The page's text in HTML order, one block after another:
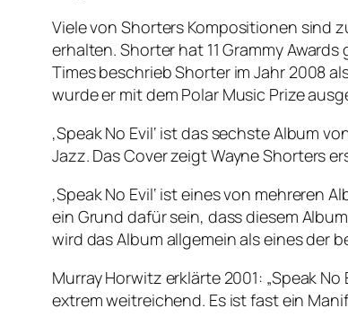
Viele von Shorters Kompositionen sind
erhalten. Shorter hat 11 Grammy
Times beschrieb Shorter im Jahr 2008
wurde er mit dem Polar Music Prize
‚Speak No Evil‘ ist das sechste Album
Jazz. Das Cover zeigt Wayne Shorters
‚Speak No Evil‘ ist eines von mehreren
ein Grund dafür sein, dass diesem
wird das Album allgemein als eines der
Murray Horwitz erklärte 2001: „Speak
extrem weitreichend. Es ist fast ein